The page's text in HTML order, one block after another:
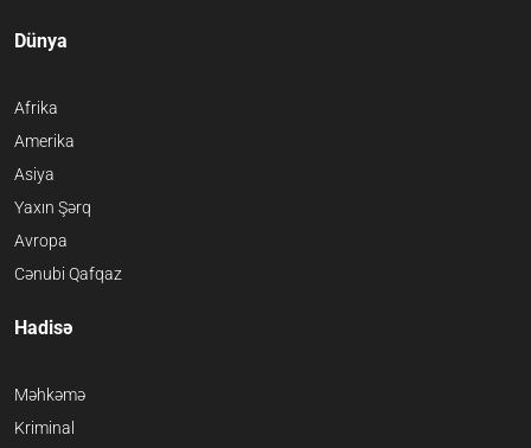
Dünya
Afrika
Amerika
Asiya
Yaxın Şərq
Avropa
Cənubi Qafqaz
Hadisə
Məhkəmə
Kriminal